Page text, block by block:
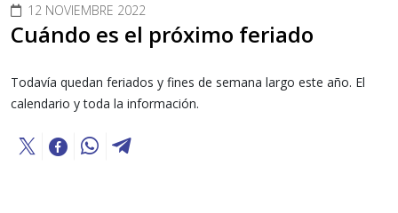
12 NOVIEMBRE 2022
Cuándo es el próximo feriado
Todavía quedan feriados y fines de semana largo este año. El
calendario y toda la información.